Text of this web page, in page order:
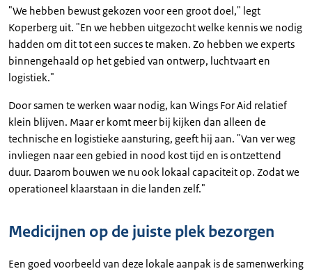
"We hebben bewust gekozen voor een groot doel," legt
Koperberg uit. "En we hebben uitgezocht welke kennis we nodig
hadden om dit tot een succes te maken. Zo hebben we experts
binnengehaald op het gebied van ontwerp, luchtvaart en
logistiek."
Door samen te werken waar nodig, kan Wings For Aid relatief
klein blijven. Maar er komt meer bij kijken dan alleen de
technische en logistieke aansturing, geeft hij aan. "Van ver weg
invliegen naar een gebied in nood kost tijd en is ontzettend
duur. Daarom bouwen we nu ook lokaal capaciteit op. Zodat we
operationeel klaarstaan in die landen zelf."
Medicijnen op de juiste plek bezorgen
Een goed voorbeeld van deze lokale aanpak is de samenwerking